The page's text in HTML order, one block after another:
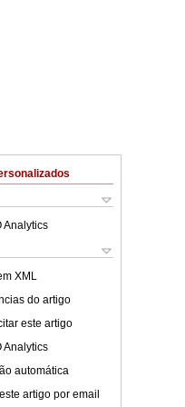
Analytics
XML
do artigo
este artigo
Analytics
automática
artigo por email